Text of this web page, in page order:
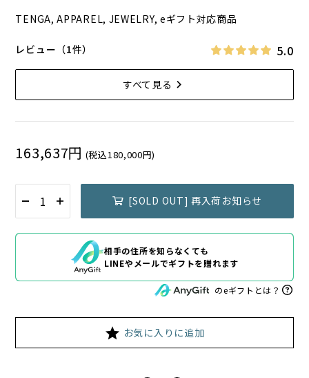
TENGA, APPAREL, JEWELRY, eギフト対応商品
レビュー（1件） 5.0
すべて見る
163,637円 (税込180,000円)
[SOLD OUT] 再入荷お知らせ
相手の住所を知らなくても
LINEやメールでギフトを贈れます
のeギフトとは？
お気に入りに追加